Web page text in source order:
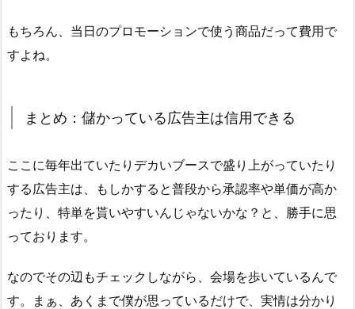
もちろん、当日のプロモーションで使う商品だって費用で
すよね。
まとめ：儲かっている広告主は信用できる
ここに毎年出ていたりデカいブースで盛り上がっていたり
する広告主は、もしかすると普段から承認率や単価が高か
ったり、特単を貰いやすいんじゃないかな？と、勝手に思
っております。
なのでその辺もチェックしながら、会場を歩いているんで
す。まぁ、あくまで僕が思っているだけで、実情は分かり